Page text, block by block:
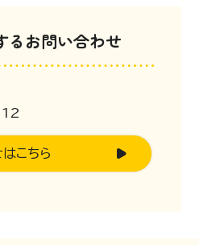
るお問い合わせ
こちら